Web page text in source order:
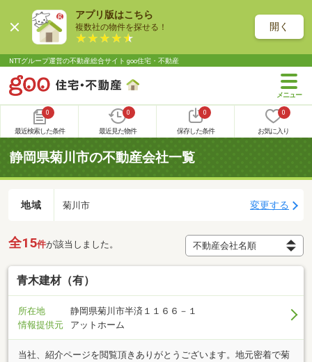
アプリ版はこちら
複数社の物件を探せる！ 開く
NTTグループ運営の不動産総合サイト goo住宅・不動産
0
最近検索した条件
0
最近見た物件
0
保存した条件
0
お気に入り
静岡県菊川市の不動産会社一覧
地域 菊川市 変更する
全15件が該当しました。
青木建材（有）
所在地
静岡県菊川市半済１１６６－１
情報提供元
アットホーム
当社、紹介ページを閲覧頂きありがとうございます。地元密着で菊